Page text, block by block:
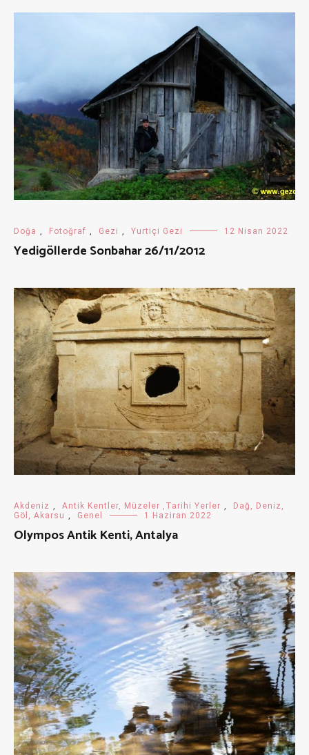
Doğa Fotoğraf Gezi Yurtiçi Gezi 12 Nisan 2022
Yedigöllerde Sonbahar 26/11/2012
Akdeniz , Antik Kentler, Müzeler ,Tarihi Yerler ,
Dağ, Deniz,
Göl, Akarsu , Genel 1 Haziran 2022
Olympos Antik Kenti, Antalya